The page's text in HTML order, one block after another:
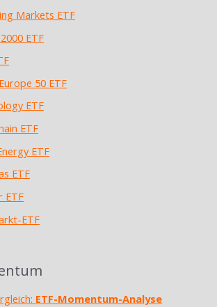
Markets ETF
ETF
50 ETF
ETF
ETF
ETF
ETF
ETF
ETF
ETF-Momentum-Analyse